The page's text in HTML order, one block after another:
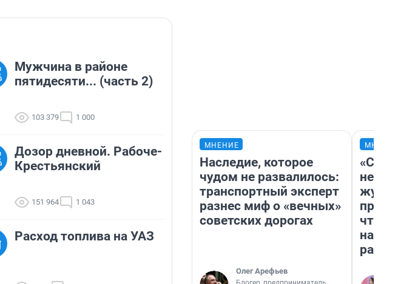
Мужчина в районе
пятидесяти... (часть 2)
103 379 1 000
Дозор дневной. Рабоче-
Крестьянский
151 964 1 043
Расход топлива на УАЗ
МНЕНИЕ
Наследие, которое
чудом не развалилось:
транспортный эксперт
разнес миф о «вечных»
советских дорогах
Олег Арефьев
на
ради